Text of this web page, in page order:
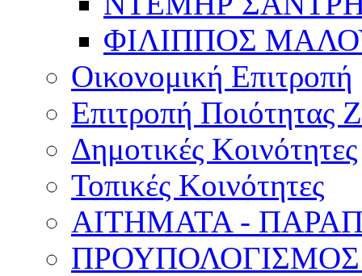
ΦΙΛΙΠΠΟΣ
Οικονομική Επιτροπή
Επιτροπή Ποιότητας
Δημοτικές Κοινότητες
Τοπικές Κοινότητες
ΑΙΤΗΜΑΤΑ -